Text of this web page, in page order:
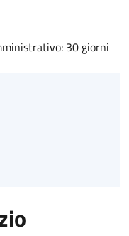
30 giorni